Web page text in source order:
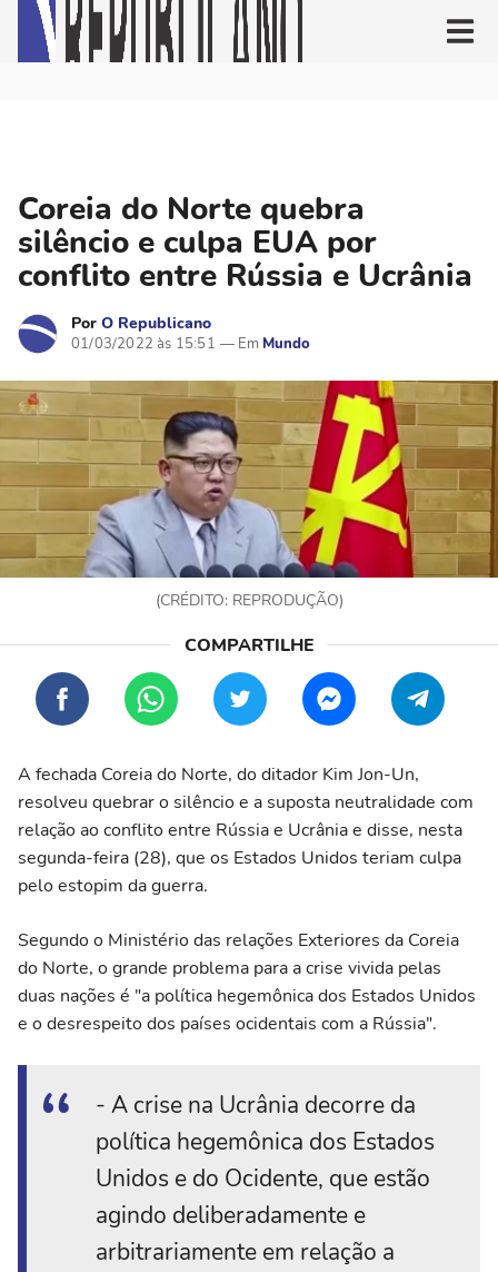
Coreia do Norte quebra
silêncio e culpa EUA por
conflito entre Rússia e Ucrânia
Por O Republicano
01/03/2022 às 15:51 Mundo
(CRÉDITO: REPRODUÇÃO)
A fechada Coreia do Norte, do ditador Kim Jon-Un,
resolveu quebrar o silêncio e a suposta neutralidade com
relação ao conflito entre Rússia e Ucrânia e disse, nesta
segunda-feira (28), que os Estados Unidos teriam culpa
pelo estopim da guerra.
Segundo o Ministério das relações Exteriores da Coreia
do Norte, o grande problema para a crise vivida pelas
duas nações é "a política hegemônica dos Estados Unidos
e o desrespeito dos países ocidentais com a Rússia".
- A crise na Ucrânia decorre da
política hegemônica dos Estados
Unidos e do Ocidente, que estão
agindo deliberadamente e
arbitrariamente em relação a